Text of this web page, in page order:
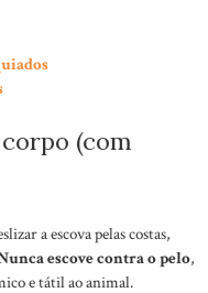
(com
a escova pelas costas,
escove contra o pelo,
e tátil ao animal.